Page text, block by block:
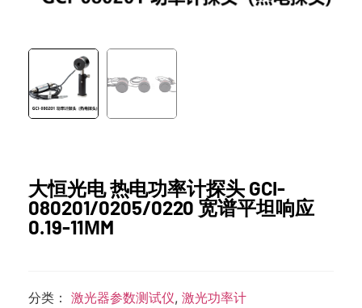
大恒光电 热电功率计探头 GCI-
080201/0205/0220 宽谱平坦响应
0.19-11ΜM
分类： 激光器参数测试仪, 激光功率计